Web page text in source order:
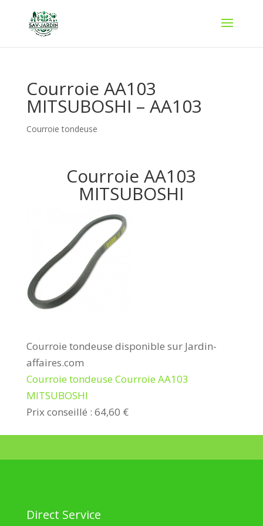
Courroie AA103
MITSUBOSHI – AA103
Courroie tondeuse
Courroie AA103
MITSUBOSHI
Courroie tondeuse disponible sur Jardin-
affaires.com
Courroie tondeuse Courroie AA103
MITSUBOSHI
Prix conseillé : 64,60 €
Direct Service